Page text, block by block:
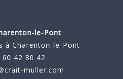
le-Pont
à Charenton-le-Pont
60 42 80 42
muller.com